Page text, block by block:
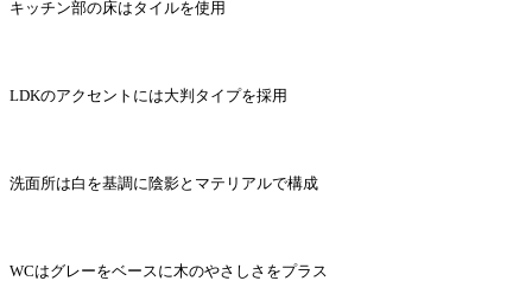
キッチン部の床はタイルを使用
LDKのアクセントには大判タイプを採用
洗面所は白を基調に陰影とマテリアルで構成
WCはグレーをベースに木のやさしさをプラス